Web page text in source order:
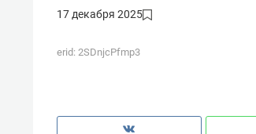
17 декабря 2025
erid: 2SDnjcPfmp3